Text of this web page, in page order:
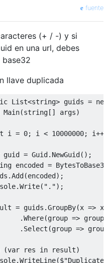
fuente
(+ / -) y si
en una url, debes
llave duplicada
List<string> guids = new
Main(string[] args)
i = 0; i < 10000000; i++)
guid = Guid.NewGuid();
encoded =
".");
= guids.GroupBy(x => x)
.Where(
group => group
.Select(
group => group
(var res in result)
$"Duplicate